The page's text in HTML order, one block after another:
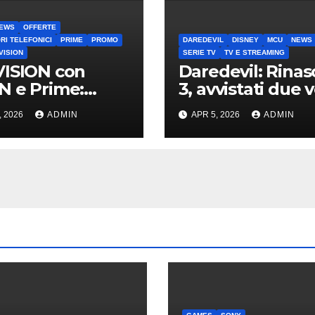
OFFERTE
TELEFONICI
PRIME
PROMO
con
e Prime:
promo per
TIM
2026 ADMIN
DAREDEVIL DISNEY MCU
NEWS
SERIE TV
TV E STREAMING
Daredevil:
3, avvistati due
noti sul set di
York
APR 5, 2026 ADMIN